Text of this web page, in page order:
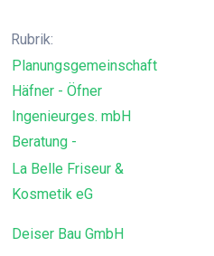
Rubrik:
Planungsgemeinschaft
Häfner - Öfner
Ingenieurges. mbH
Beratung -
La Belle Friseur &
Kosmetik eG
Deiser Bau GmbH